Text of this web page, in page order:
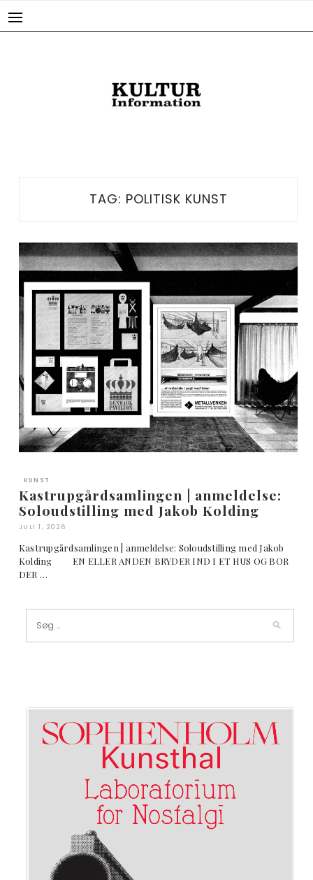
TAG: POLITISK KUNST
KUNST
Kastrupgårdsamlingen | anmeldelse:
Soloudstilling med Jakob Kolding
JULI 1, 2026
Kastrupgårdsamlingen | anmeldelse: Soloudstilling med Jakob
Kolding EN ELLER ANDEN BRYDER IND I ET HUS OG BOR
DER …